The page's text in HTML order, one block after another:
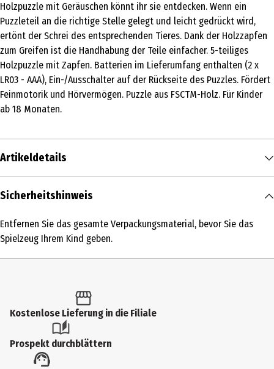
Holzpuzzle mit Geräuschen könnt ihr sie entdecken. Wenn ein
Puzzleteil an die richtige Stelle gelegt und leicht gedrückt wird,
ertönt der Schrei des entsprechenden Tieres. Dank der Holzzapfen
zum Greifen ist die Handhabung der Teile einfacher. 5-teiliges
Holzpuzzle mit Zapfen. Batterien im Lieferumfang enthalten (2 x
LR03 - AAA), Ein-/Ausschalter auf der Rückseite des Puzzles. Fördert
Feinmotorik und Hörvermögen. Puzzle aus FSCTM-Holz. Für Kinder
ab 18 Monaten.
Artikeldetails
Inhalt
Produkttyp
Artikelnummer des Herstellers
Hersteller
Sicherheitshinweis
Entfernen Sie das gesamte Verpackungsmaterial, bevor Sie das
Spielzeug Ihrem Kind geben.
Kostenlose Lieferung in die Filiale
Prospekt durchblättern